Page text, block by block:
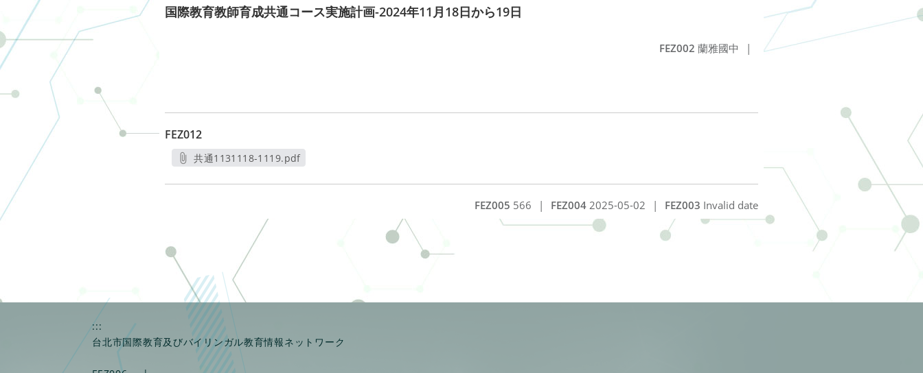
国際教育教師育成共通コース実施計画-2024年11月18日から19日
FEZ002 蘭雅國中 |
FEZ012
共通1131118-1119.pdf
FEZ003 Invalid date
FEZ004 2025-05-02 |
FEZ005 566 |
:::
台北市国際教育及びバイリンガル教育情報ネットワーク